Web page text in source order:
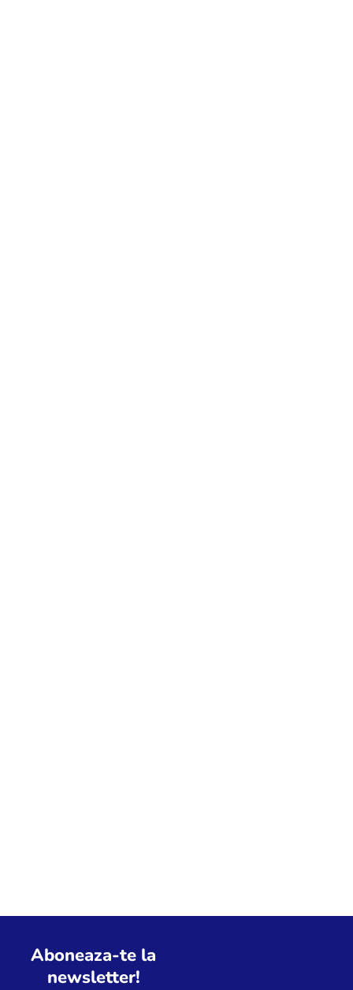
Aboneaza-te la
newsletter!